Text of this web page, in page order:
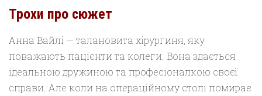
Трохи про сюжет
Анна Вайлі — талановита хірургиня, яку
поважають пацієнти та колеги. Вона здається
ідеальною дружиною та професіоналкою своєї
справи. Але коли на операційному столі помирає